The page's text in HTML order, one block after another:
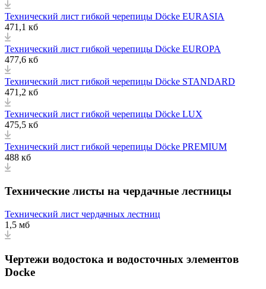
Технический лист гибкой черепицы Döcke EURASIA
471,1 кб
Технический лист гибкой черепицы Döcke EUROPA
477,6 кб
Технический лист гибкой черепицы Döcke STANDARD
471,2 кб
Технический лист гибкой черепицы Döcke LUX
475,5 кб
Технический лист гибкой черепицы Döcke PREMIUM
488 кб
Технические листы на чердачные лестницы
Технический лист чердачных лестниц
1,5 мб
Чертежи водостока и водосточных элементов
Docke